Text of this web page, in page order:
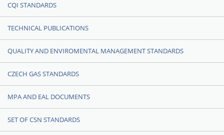
CQI STANDARDS
TECHNICAL PUBLICATIONS
QUALITY AND ENVIROMENTAL MANAGEMENT STANDARDS
CZECH GAS STANDARDS
MPA AND EAL DOCUMENTS
SET OF CSN STANDARDS